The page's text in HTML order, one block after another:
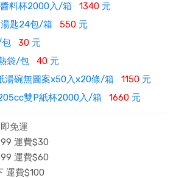
醬料杯2000入/箱 1340 元
湯匙24包/箱 550 元
包 30 元
袋/包 40 元
湯碗無圖案x50入x20條/箱 1150 元
205cc雙P紙杯2000入/箱 1660 元
免運
運費$30
運費$60
運費$100